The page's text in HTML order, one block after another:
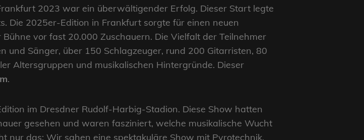
2023 war ein überwältigender Erfolg. Dieser Start legte
Die 2025er-Edition in Frankfurt sorgte für einen neuen
vor fast 20.000 Zuschauern. Die Vielfalt der Teilnehmer
Sänger, über 150 Schlagzeuger, rund 200 Gitarristen, 80
Altersgruppen und musikalischen Hintergründe. Dieser
.
im Dresdner Rudolf-Harbig-Stadion. Diese Show hatten
gesehen und waren fasziniert, welche musikalische Wucht
nur das: Wir sahen eine spektakuläre Show mit Pyrotechnik,